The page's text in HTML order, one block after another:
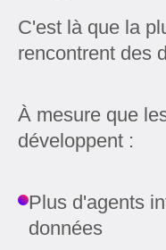
C'est là que la
rencontrent des
À mesure que
développent :
Plus d'agents
données